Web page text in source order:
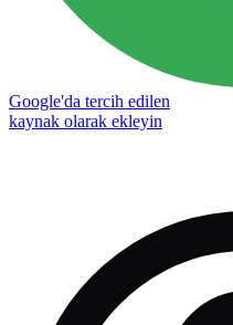
Google'da tercih edilen
kaynak olarak ekleyin